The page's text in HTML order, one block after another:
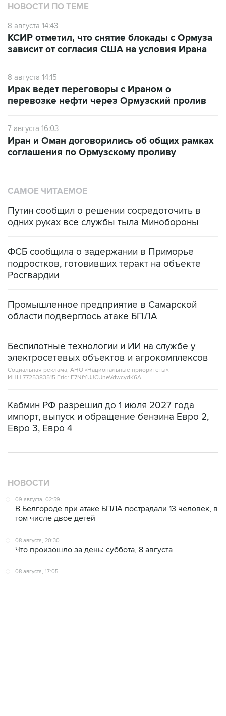
НОВОСТИ ПО ТЕМЕ
8 августа 14:43
КСИР отметил, что снятие блокады с Ормуза
зависит от согласия США на условия Ирана
8 августа 14:15
Ирак ведет переговоры с Ираном о
перевозке нефти через Ормузский пролив
7 августа 16:03
Иран и Оман договорились об общих рамках
соглашения по Ормузскому проливу
САМОЕ ЧИТАЕМОЕ
Путин сообщил о решении сосредоточить в
одних руках все службы тыла Минобороны
ФСБ сообщила о задержании в Приморье
подростков, готовивших теракт на объекте
Росгвардии
Промышленное предприятие в Самарской
области подверглось атаке БПЛА
Беспилотные технологии и ИИ на службе у
электросетевых объектов и агрокомплексов
Социальная реклама, АНО «Национальные приоритеты».
ИНН 7725383515 Erid: F7NfYUJCUneVdwcydK6A
Кабмин РФ разрешил до 1 июля 2027 года
импорт, выпуск и обращение бензина Евро 2,
Евро 3, Евро 4
НОВОСТИ
09 августа, 02:59
В Белгороде при атаке БПЛА пострадали 13 человек, в
том числе двое детей
08 августа, 20:30
Что произошло за день: суббота, 8 августа
08 августа, 17:05